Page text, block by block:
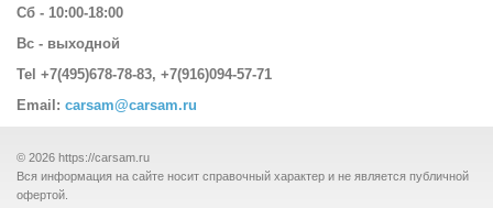
© 2026 https://carsam.ru
Вся информация на сайте носит справочный характер и не является публичной
офертой.
Сб - 10:00-18:00
Вс - выходной
Tel +7(495)678-78-83, +7(916)094-57-71
Email: carsam@carsam.ru